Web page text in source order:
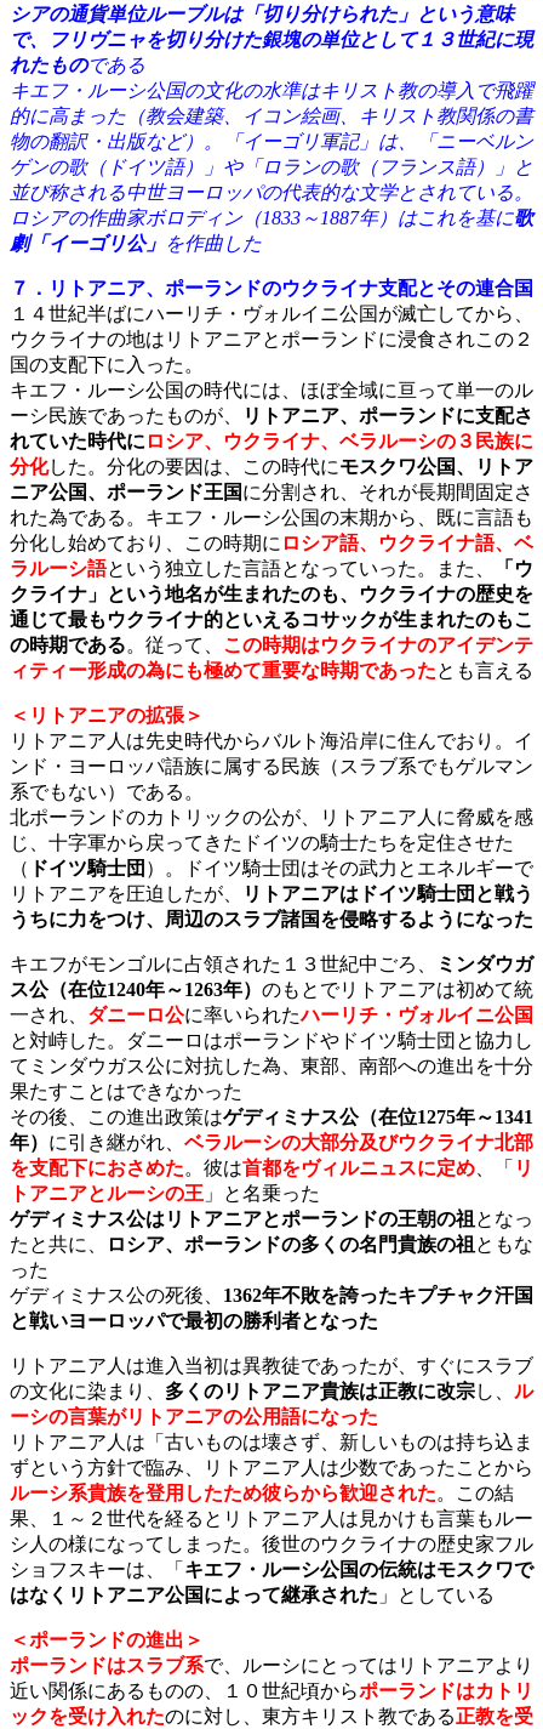
シアの通貨単位ルーブルは「切り分けられた」という意味
で、フリヴニャを切り分けた銀塊の単位として１３世紀に現
れたものである
キエフ・ルーシ公国の文化の水準はキリスト教の導入で飛躍
的に高まった（教会建築、イコン絵画、キリスト教関係の書
物の翻訳・出版など）。「イーゴリ軍記」は、「ニーベルン
ゲンの歌（ドイツ語）」や「ロランの歌（フランス語）」と
並び称される中世ヨーロッパの代表的な文学とされている。
ロシアの作曲家ボロディン（1833～1887年）はこれを基に歌
劇「イーゴリ公」 を作曲した
７．リトアニア、ポーランドのウクライナ支配とその連合国
１４世紀半ばにハーリチ・ヴォルイニ公国が滅亡してから、
ウクライナの地はリトアニアとポーランドに浸食されこの２
国の支配下に入った。
キエフ・ルーシ公国の時代には、ほぼ全域に亘って単一のル
ーシ民族であったものが、
リトアニア、 ポーランドに支配さ
れていた時代に ロシア、ウクライナ、ベラルーシの３民族に
分化した。分化の要因は、この時代にモスクワ公国、リトア
ニア公国、ポーランド王国に分割され、それが長期間固定さ
れた為である。キエフ・ルーシ公国の末期から、既に言語も
分化し始めており、この時期に ロシア語、ウクライナ語、ベ
ラルーシ語という独立した言語となっていった。また、
「ウ
クライナ」という地名が生まれたのも、ウクライナの歴史を
通じて最もウクライナ的といえるコサックが生まれたのもこ
の時期である。従って、 この時期はウクライナのアイデンテ
ィティー形成の為にも極めて重要な時期であったとも言える
＜リトアニアの拡張＞
リトアニア人は先史時代からバルト海沿岸に住んでおり。イ
ンド・ヨーロッパ語族に属する民族（スラブ系でもゲルマン
系でもない）である。
北ポーランドのカトリックの公が、リトアニア人に脅威を感
じ、十字軍から戻ってきたドイツの騎士たちを定住させた
（ ドイツ騎士団 ）。ドイツ騎士団はその武力とエネルギーで
リトアニアを圧迫したが、
リトアニアはドイツ騎士団と戦う
うちに力をつけ、周辺のスラブ諸国を侵略するようになった
キエフがモンゴルに占領された１３世紀中ごろ、
ミンダウガ
ス公（在位1240年～1263年） のもとでリトアニアは初めて統
一され、 ダニーロ公に率いられたハーリチ・ヴォルイニ公国
と対峙した。ダニーロはポーランドやドイツ騎士団と協力し
てミンダウガス公に対抗した為、東部、南部への進出を十分
果たすことはできなかった
その後、この進出政策はゲディミナス公（在位1275年～1341
年） に引き継がれ、 ベラルーシの大部分及びウクライナ北部
を支配下におさめた。彼は首都をヴィルニュスに定め 、「 リ
トアニアとルーシの王 」と名乗った
ゲディミナス公はリトアニアとポーランドの王朝の祖 となっ
たと共に、
ロシア、ポーランドの多くの名門貴族の祖 ともな
った
ゲディミナス公の死後、 1362年不敗を誇ったキプチャク汗国
と戦いヨーロッパで最初の勝利者となった
リトアニア人は進入当初は異教徒であったが、すぐにスラブ
の文化に染まり、 多くのリトアニア貴族は正教に改宗し、 ル
ーシの言葉がリトアニアの公用語になった
リトアニア人は「古いものは壊さず、新しいものは持ち込ま
ずという方針で臨み、リトアニア人は少数であったことから
ルーシ系貴族を登用したため彼らから歓迎された。この結
果、１～２世代を経るとリトアニア人は見かけも言葉もルー
シ人の様になってしまった。後世のウクライナの歴史家フル
ショフスキーは、「 キエフ・ルーシ公国の伝統はモスクワで
はなくリトアニア公国によって継承された 」としている
＜ポーランドの進出＞
ポーランドはスラブ系で、ルーシにとってはリトアニアより
近い関係にあるものの、１０世紀頃からポーランドはカトリ
ックを受け入れたのに対し、東方キリスト教である正教を受